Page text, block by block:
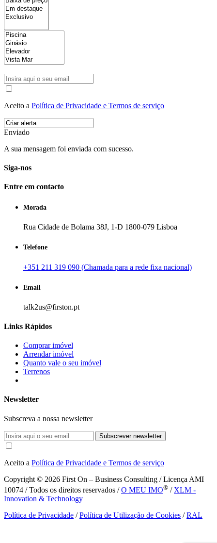
Aceito a Política de Privacidade e Termos de serviço
Enviado
A sua mensagem foi enviada com sucesso.
Siga-nos
Entre em contacto
Morada
Rua Cidade de Bolama 38J, 1-D 1800-079 Lisboa
Telefone
+351 211 319 090 (Chamada para a rede fixa nacional)
Email
talk2us@firston.pt
Links Rápidos
Comprar imóvel
Arrendar imóvel
Quanto vale o seu imóvel
Terrenos
Newsletter
Subscreva a nossa newsletter
Subscrever newsletter
Aceito a Política de Privacidade e Termos de serviço
Copyright © 2026 First On – Business Consulting / Licença AMI
10074 / Todos os direitos reservados /O MEU IMO® / XLM -
Innovation & Technology
Política de Privacidade /Política de Utilização de Cookies /RAL